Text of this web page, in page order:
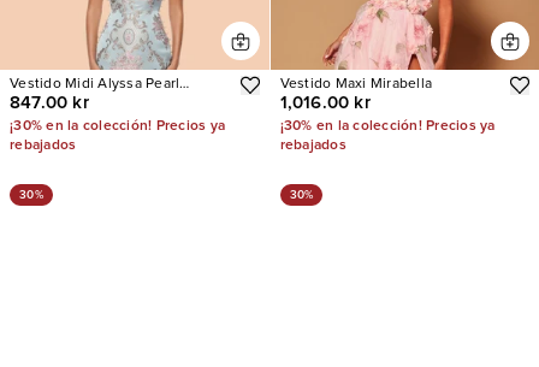
Vestido Midi Alyssa Pearl
Jacquard
847.00 kr
¡30% en la colección! Precios ya
rebajados
Vestido Maxi Mirabella
1,016.00 kr
¡30% en la colección! Precios ya
rebajados
30% 30%